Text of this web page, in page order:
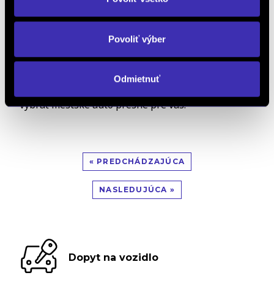
Povoliť výber
Odmietnuť
Tip na záver
Zvažujete kúpu mestského auta? Pozrite si celú
našuponuku vozidiel. Ak s výberom potrebujete
poradiť, neváhajte nás kontaktovať alebo navštívte
vybrať mestské auto presne pre vás.
« PREDCHÁDZAJÚCA
NASLEDUJÚCA »
Dopyt na vozidlo